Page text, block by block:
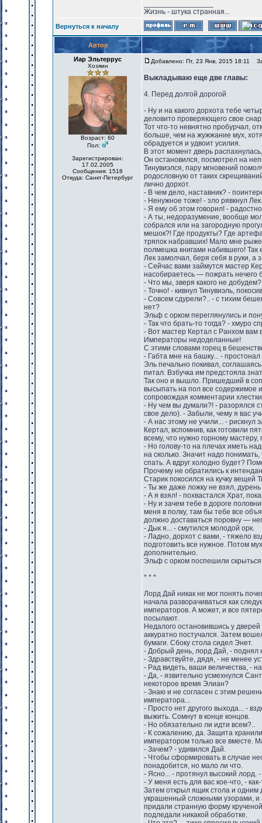
Жизнь - штука странная...
Вернуться к началу
Автор
Иар Эльтеррус
Хозяин
Возраст: 60
Пол:
Зарегистрирован:
17.02.2005
Сообщения: 1518
Откуда: Санкт-Петербург
Добавлено: Пт, 23 Янв, 2015 18:11
Выкладываю еще две главы:
4. Перед долгой дорогой
- Ну и на какого дорхота тебе
деловито проверяющего свое
Тот что-то невнятно пробурчал,
больше, чем на жужжание мух,
обрадуется и удвоит усилия.
В этот момент дверь
Он остановился, посмотрел на
Тинувиэлся, пару мгновений
родословную от таких
лично дорхот.
- В чем дело, наставник? -
- Ненужное тоже! - зло рявкнул Лек.
- Я ему об этом говорил! -
- А ты, недоразумение, вообще
собрался или на загородную
мешок?! Где продукты? Где
тряпок набравших! Мало мне
полмешка книгами набившего! Так
Лек замолчал, беря себя в руки,
- Сейчас вами займутся мастер
насобираетесь — пожрать нечего
- Что мы, зверя какого не
- Точно! - кивнул Тинувиэль,
- Совсем сдурели?.. - с тихим
нет?
Эльф с орком переглянулись и
- Так что брать-то тогда? - хмуро
- Вот мастер Кертал с Ранхом вам
Императоры недоделанные!
С этими словами горец в
- Габта мне на башку... -
Эль печально покивал,
питал. Взбучка им предстояла
Так оно и вышло. Пришедший в
высыпать на пол все содержимое
сопровождая комментарии
- Ну чем вы думали?! - разорялся
свое дело). - Забыли, чему я вас
- А нас этому не учили... - рискнул
Кертал, вспомнив, как готовили
всему, что нужно горному
- Но голову-то на плечах иметь
на сколько. Значит надо
спать. А вдруг холодно будет?
Прочему не обратились к
Старик покосился на кучку вещей
- Ты же даже ложку не взял,
- А я взял! - похвастался Храт,
- Ну и зачем тебе в дороге
меня в полку, там бы тебе все
должно доставаться поровну —
- Дык я... - смутился молодой орк.
- Ладно, дорхот с вами, - тяжело
подготовить все нужное. Потом
дополнительно.
Эльф с орком поспешили скрыться
* * *
Лорд Дай никак не мог понять
начала разворачиваться как
императоров. А может, и все
посылают.
Недалого остановившись у
аккуратно постучался. Затем
бумаги. Сбоку стола сидел Энет.
- Добрый день, лорд Дай, - поднял
- Здравствуйте, дядя, - не менее
- Рад видеть, ваши величества, -
- Да, - язвительно усмехнулся
некоторое время Элиан?
- Знаю и не согласен с этим
императора...
- Просто нет другого выхода... -
выжить. Сомнут в конце концов.
- Но обязательно ли идти всем?..
- К сожалению, да. Защита
императором только все вместе.
- Зачем? - удивился Дай.
- Чтобы сформировать в случае
понадобится, но мало ли что.
- Ясно... - протянул высокий лорд.
- У меня есть для вас кое-что, -
Затем открыл ящик стола и
украшенный сложными узорами, и
придали странную форму
подледали никакой обработке.